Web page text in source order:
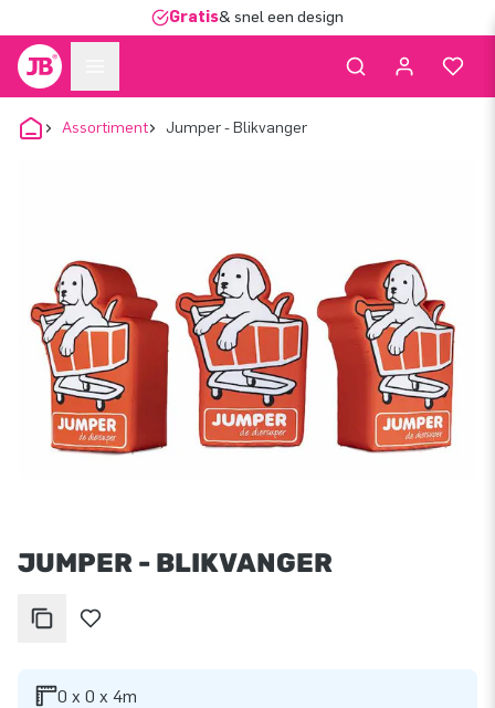
Gratis& snel een design
Assortiment Jumper - Blikvanger
JUMPER - BLIKVANGER
0 x 0 x 4m